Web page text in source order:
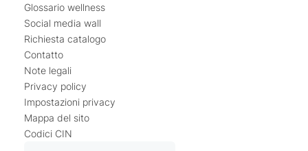
Glossario wellness
Social media wall
Richiesta catalogo
Contatto
Note legali
Privacy policy
Impostazioni privacy
Mappa del sito
Codici CIN